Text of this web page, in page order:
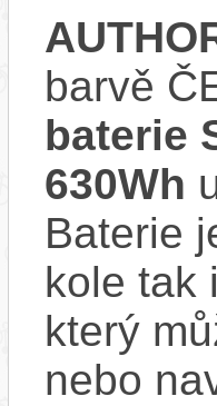
barvě
baterie
630Wh
Baterie
kole tak
který
nebo